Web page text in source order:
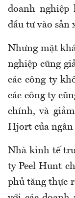
doanh nghiệp
đầu tư vào sản
Nhưng mặt
nghiệp cũng
các công ty
các công ty
chính, và
Hjort của ngân
Nhà kinh tế
ty Peel Hunt
phủ tăng thực